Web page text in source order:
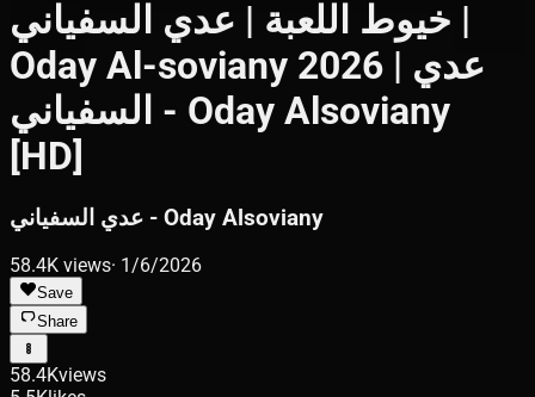
خيوط اللعبة | عدي السفياني |
Oday Al-soviany 2026 | عدي
السفياني - Oday Alsoviany
[HD]
عدي السفياني - Oday Alsoviany
58.4K views· 1/6/2026
Save
Share
58.4Kviews